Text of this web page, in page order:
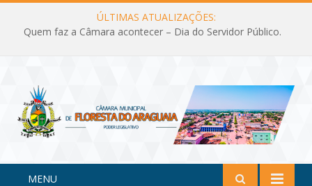
ÚLTIMAS ATUALIZAÇÕES:
Quem faz a Câmara acontecer – Dia do Servidor Público.
MENU